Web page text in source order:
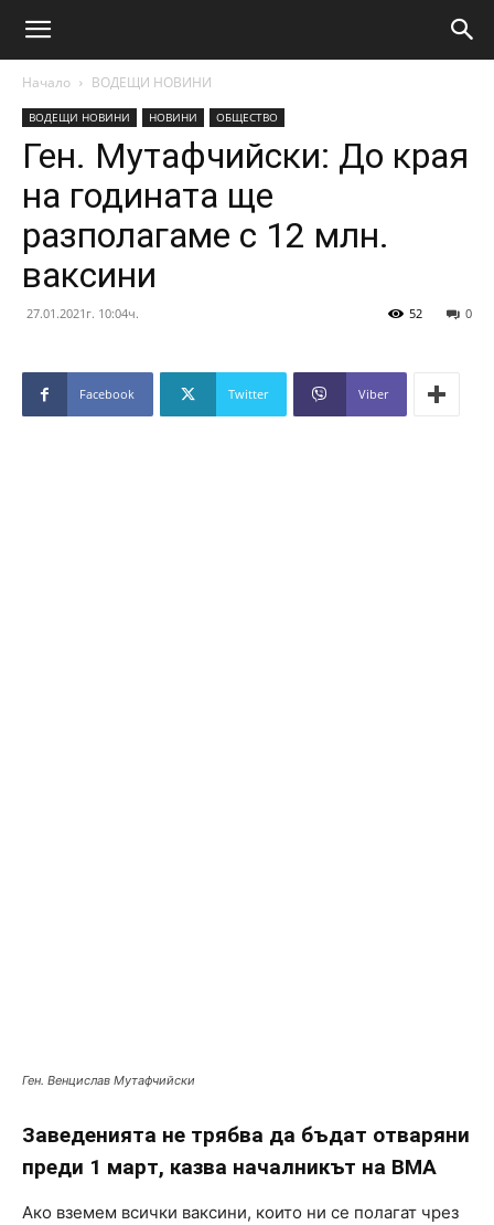
Начало ВОДЕЩИ НОВИНИ
ВОДЕЩИ НОВИНИ НОВИНИ ОБЩЕСТВО
Ген. Мутафчийски: До края
на годината ще
разполагаме с 12 млн.
ваксини
27.01.2021г. 10:04ч. 0
52
Facebook Twitter Viber
Ген. Венцислав Мутафчийски
Заведенията не трябва да бъдат отваряни
преди 1 март, казва началникът на ВМА
Ако вземем всички ваксини, които ни се полагат чрез